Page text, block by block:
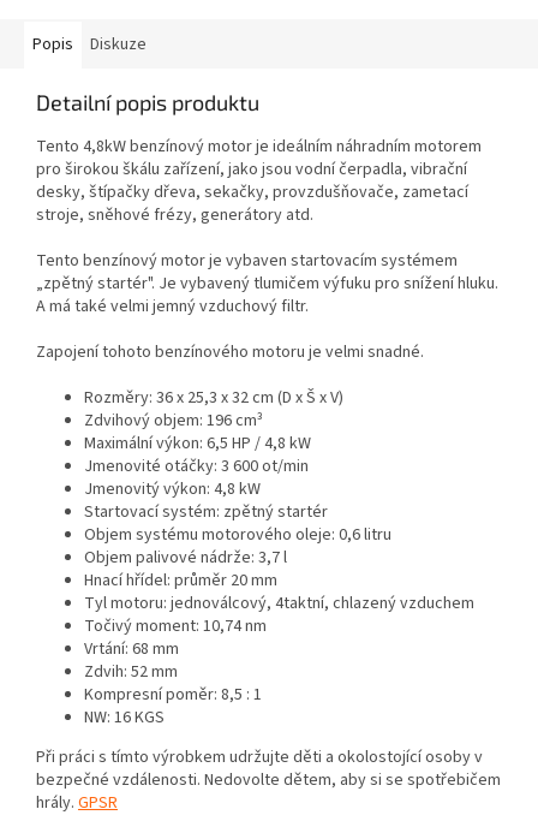
Popis Diskuze
Detailní popis produktu
Tento 4,8kW benzínový motor je ideálním náhradním motorem
pro širokou škálu zařízení, jako jsou vodní čerpadla, vibrační
desky, štípačky dřeva, sekačky, provzdušňovače, zametací
stroje, sněhové frézy, generátory atd.
Tento benzínový motor je vybaven startovacím systémem
„zpětný startér". Je vybavený tlumičem výfuku pro snížení hluku.
A má také velmi jemný vzduchový filtr.
Zapojení tohoto benzínového motoru je velmi snadné.
Rozměry: 36 x 25,3 x 32 cm (D x Š x V)
Zdvihový objem: 196 cm³
Maximální výkon: 6,5 HP / 4,8 kW
Jmenovité otáčky: 3 600 ot/min
Jmenovitý výkon: 4,8 kW
Startovací systém: zpětný startér
Objem systému motorového oleje: 0,6 litru
Objem palivové nádrže: 3,7 l
Hnací hřídel: průměr 20 mm
Tyl motoru: jednoválcový, 4taktní, chlazený vzduchem
Točivý moment: 10,74 nm
Vrtání: 68 mm
Zdvih: 52 mm
Kompresní poměr: 8,5 : 1
NW: 16 KGS
Při práci s tímto výrobkem udržujte děti a okolostojící osoby v
bezpečné vzdálenosti. Nedovolte dětem, aby si se spotřebičem
hrály. GPSR